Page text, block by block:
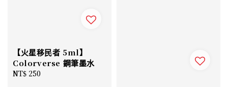
【火星移民者 5ml】
Colorverse 鋼筆墨水
Regular
NT$ 250